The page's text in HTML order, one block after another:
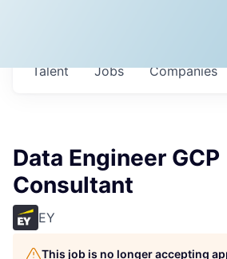
Jobs Companies
Talent
Data Engineer GCP
Consultant
EY
This job is no longer accepting